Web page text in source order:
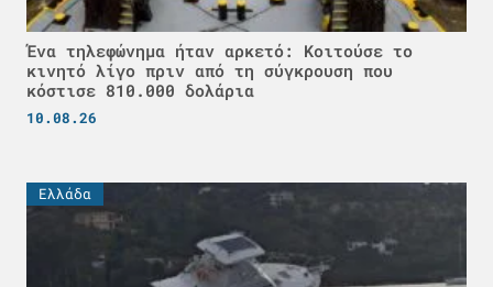
Ένα τηλεφώνημα ήταν αρκετό: Κοιτούσε το
κινητό λίγο πριν από τη σύγκρουση που
κόστισε 810.000 δολάρια
10.08.26
Ελλάδα